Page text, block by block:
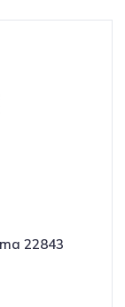
22843